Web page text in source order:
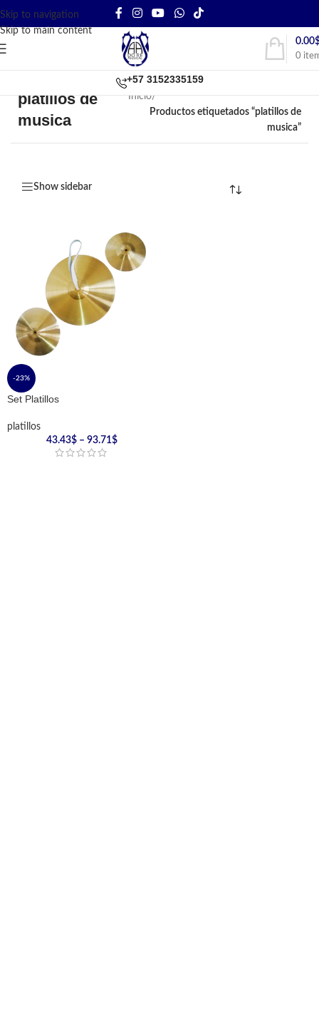
Skip to navigation
Skip to main content
0
0.00
+57 3152335159
platillos de
musica
Inicio/
Productos etiquetados “platillos de
musica”
Show sidebar
-23%
Set Platillos
platillos
43.43$ – 93.71$